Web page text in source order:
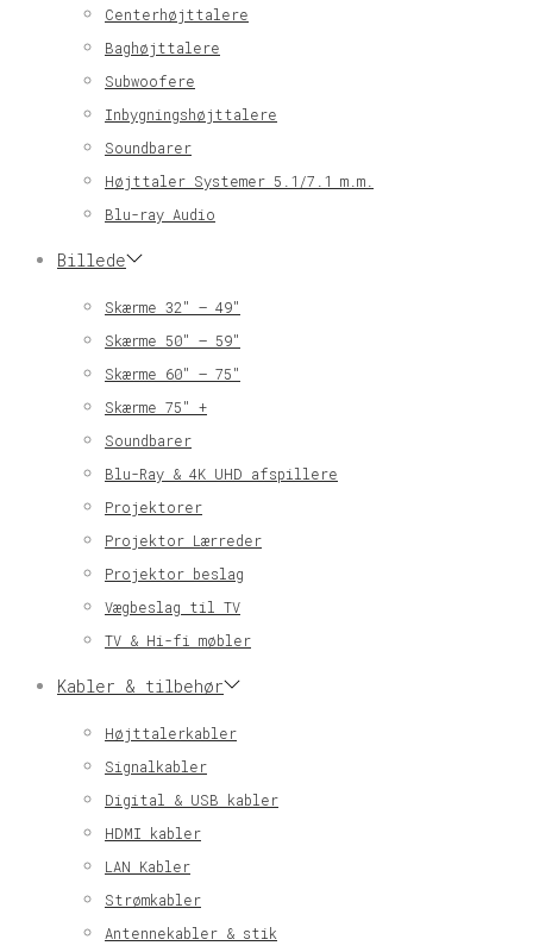
Centerhøjttalere
Baghøjttalere
Subwoofere
Inbygningshøjttalere
Soundbarer
Højttaler Systemer 5.1/7.1 m.m.
Blu-ray Audio
Billede
Skærme 32″ – 49″
Skærme 50″ – 59″
Skærme 60″ – 75″
Skærme 75″ +
Soundbarer
Blu-Ray & 4K UHD afspillere
Projektorer
Projektor Lærreder
Projektor beslag
Vægbeslag til TV
TV & Hi-fi møbler
Kabler & tilbehør
Højttalerkabler
Signalkabler
Digital & USB kabler
HDMI kabler
LAN Kabler
Strømkabler
Antennekabler & stik